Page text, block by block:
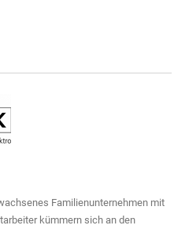
Familienunternehmen mit
kümmern sich an den